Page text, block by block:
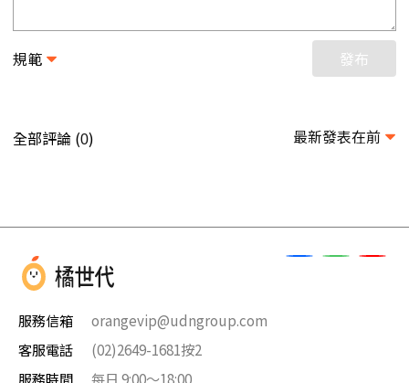
規範 發布
全部評論 (0) 最新發表在前
服務信箱
orangevip@udngroup.com
客服電話
(02)2649-1681按2
服務時間
每日 9:00～18:00